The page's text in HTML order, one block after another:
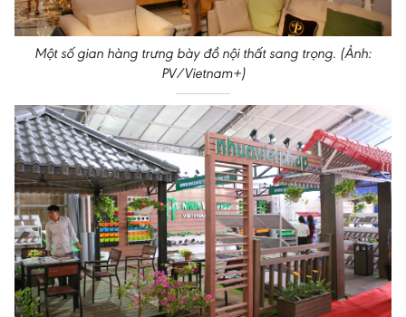
Một số gian hàng trưng bày đồ nội thất sang trọng. (Ảnh:
PV/Vietnam+)